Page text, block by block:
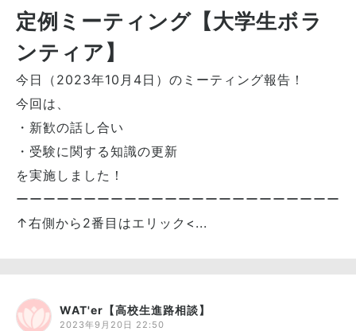
定例ミーティング【大学生ボラ
ンティア】
今日（2023年10月4日）のミーティング報告！
今回は、
・新歓の話し合い
・受験に関する知識の更新
を実施しました！
ーーーーーーーーーーーーーーーーーーーーーーーー
↑右側から2番目はエリック<...
WAT'er【高校生進路相談】
2023年9月20日 22:50